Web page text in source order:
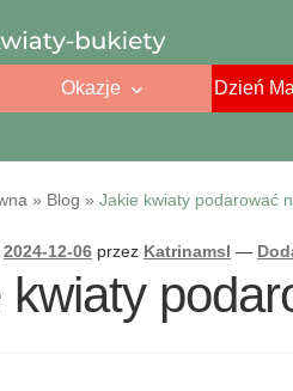
Okazje Dzień
» Blog » Jakie kwiaty podarować
2024-12-06 przez Katrinamsl —
kwiaty